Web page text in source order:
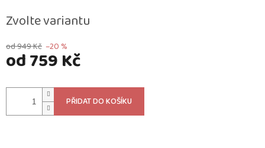
od 949 Kč –20 %
od759 Kč
cena:
Zvolte variantu
PŘIDAT DO KOŠÍKU